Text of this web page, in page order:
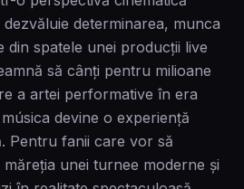
determinarea, munca
din spatele unei producții live
să cânți pentru milioane
a artei performative în era
devine o experiență
Pentru fanii care vor să
unei turnee moderne și